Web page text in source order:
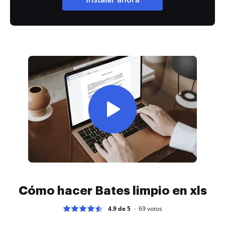
Cómo hacer Bates limpio en xls
4.9 de 5 69votos